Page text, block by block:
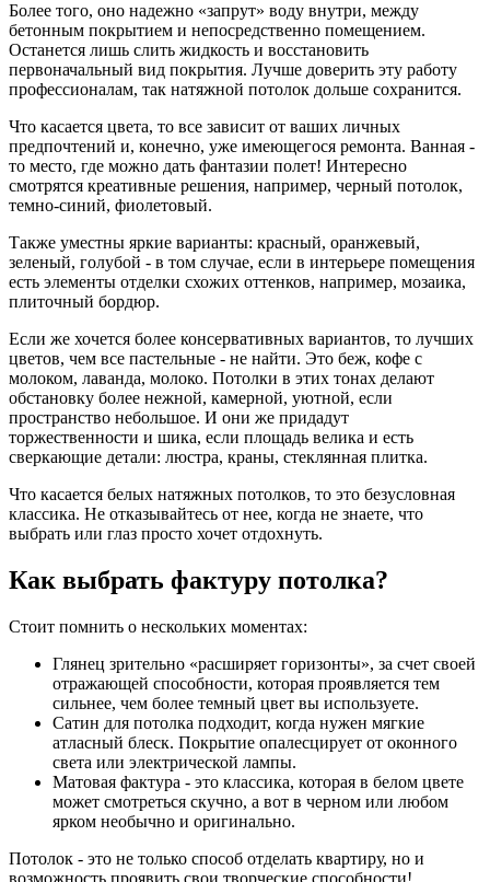
Более того, оно надежно «запрут» воду внутри, между
бетонным покрытием и непосредственно помещением.
Останется лишь слить жидкость и восстановить
первоначальный вид покрытия. Лучше доверить эту работу
профессионалам, так натяжной потолок дольше сохранится.
Что касается цвета, то все зависит от ваших личных
предпочтений и, конечно, уже имеющегося ремонта. Ванная -
то место, где можно дать фантазии полет! Интересно
смотрятся креативные решения, например, черный потолок,
темно-синий, фиолетовый.
Также уместны яркие варианты: красный, оранжевый,
зеленый, голубой - в том случае, если в интерьере помещения
есть элементы отделки схожих оттенков, например, мозаика,
плиточный бордюр.
Если же хочется более консервативных вариантов, то лучших
цветов, чем все пастельные - не найти. Это беж, кофе с
молоком, лаванда, молоко. Потолки в этих тонах делают
обстановку более нежной, камерной, уютной, если
пространство небольшое. И они же придадут
торжественности и шика, если площадь велика и есть
сверкающие детали: люстра, краны, стеклянная плитка.
Что касается белых натяжных потолков, то это безусловная
классика. Не отказывайтесь от нее, когда не знаете, что
выбрать или глаз просто хочет отдохнуть.
Как выбрать фактуру потолка?
Стоит помнить о нескольких моментах:
Глянец зрительно «расширяет горизонты», за счет своей
отражающей способности, которая проявляется тем
сильнее, чем более темный цвет вы используете.
Сатин для потолка подходит, когда нужен мягкие
атласный блеск. Покрытие опалесцирует от оконного
света или электрической лампы.
Матовая фактура - это классика, которая в белом цвете
может смотреться скучно, а вот в черном или любом
ярком необычно и оригинально.
Потолок - это не только способ отделать квартиру, но и
возможность проявить свои творческие способности!